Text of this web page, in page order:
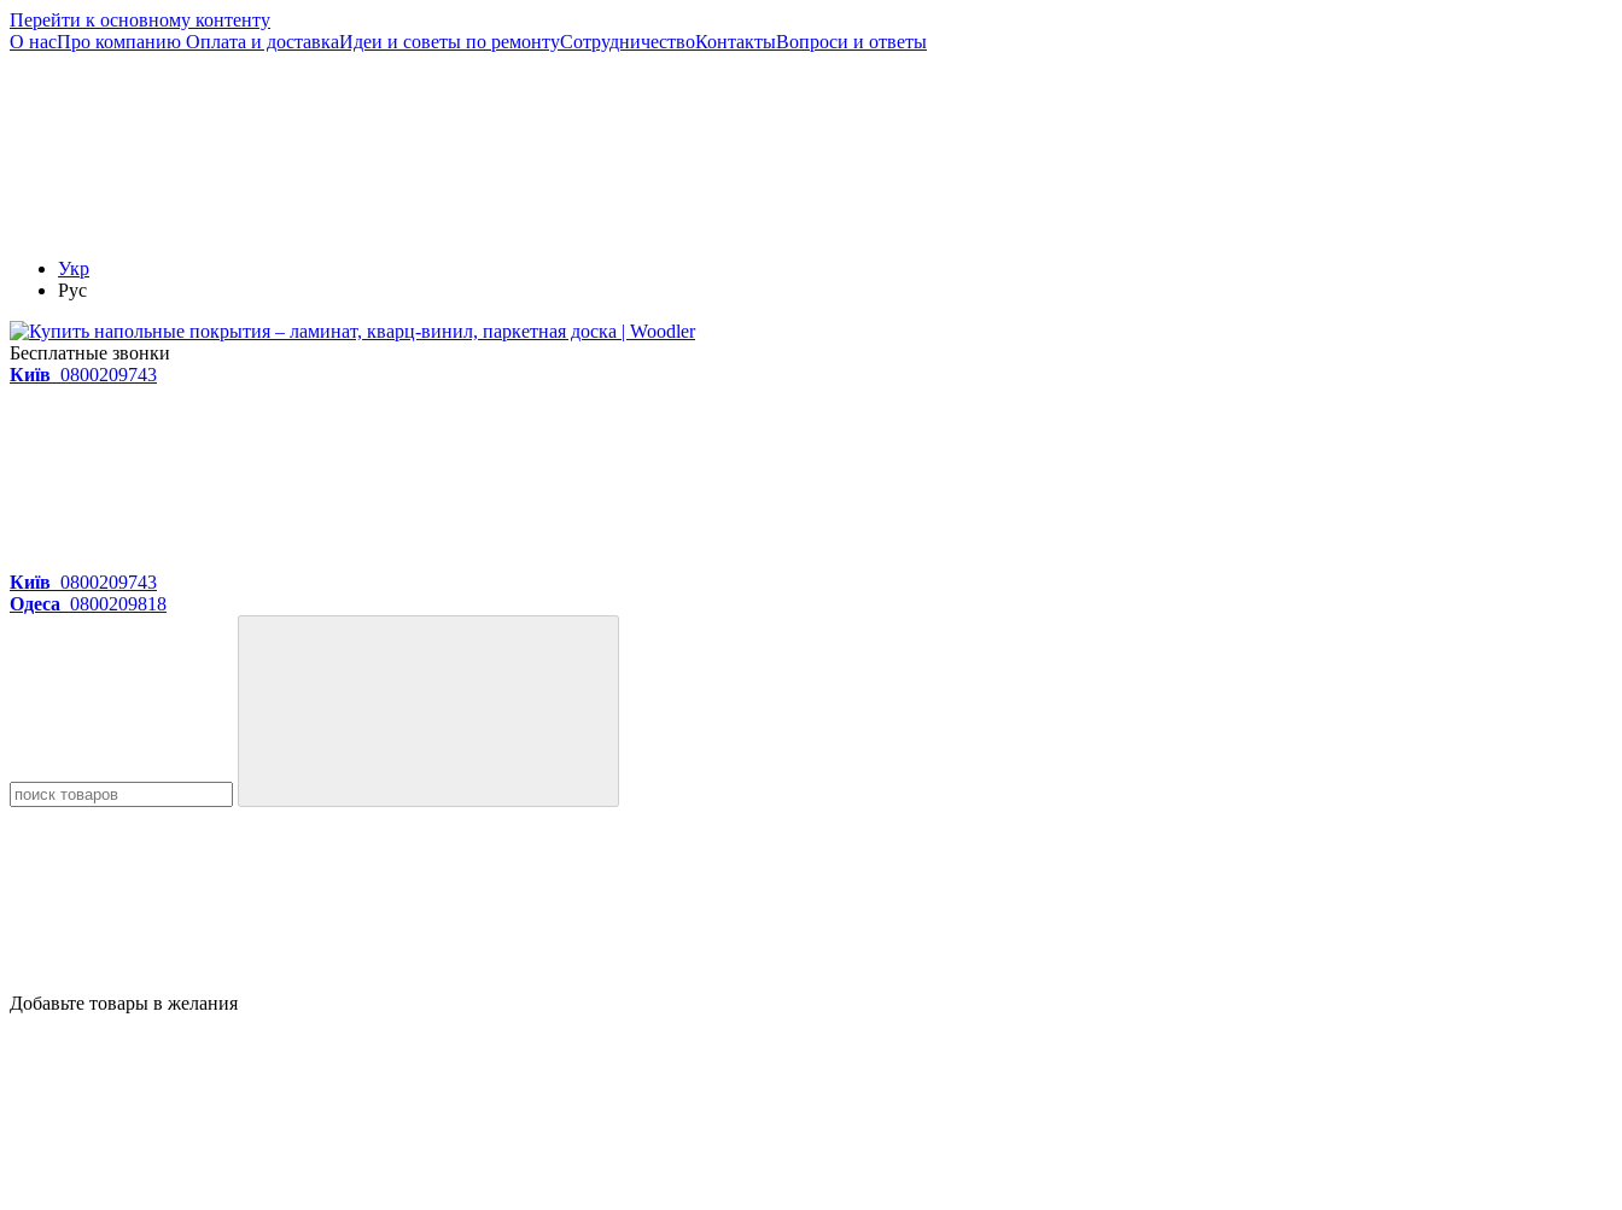
Перейти к основному контенту
О насПро компанию Оплата и доставкаИдеи и советы по ремонтуСотрудничествоКонтактыВопроси и ответы
Укр
Рус
Бесплатные звонки
Київ 0800209743
Київ 0800209743
Одеса 0800209818
Добавьте товары в желания